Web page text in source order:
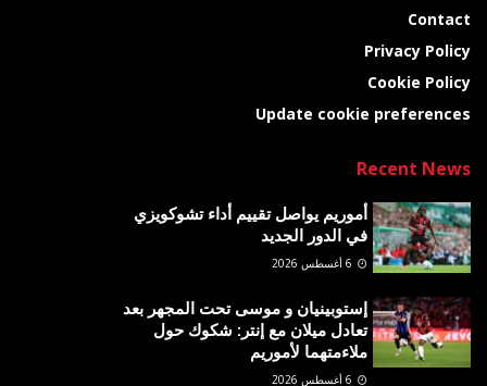
Contact
Privacy Policy
Cookie Policy
Update cookie preferences
Recent News
أموريم يواصل تقييم أداء تشوكويزي
في الدور الجديد
إستوبينيان و موسى تحت المجهر بعد
تعادل ميلان مع إنتر: شكوك حول
ملاءمتهما لأموريم